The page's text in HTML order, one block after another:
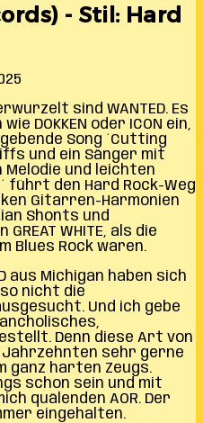
- Stil: Hard
sind WANTED. Es
DOKKEN oder ICON ein,
Song ´Cutting
und ein Sänger mit
und leichten
führt den Hard Rock-Weg
Gitarren-Harmonien
Shonts und
WHITE, als die
Blues Rock waren.
aus Michigan haben sich
nicht die
Und ich gebe
Denn diese Art von
Jahrzehnten sehr gerne
ganz harten Zeugs.
schon sein und mit
quälenden AOR. Der
eingehalten.